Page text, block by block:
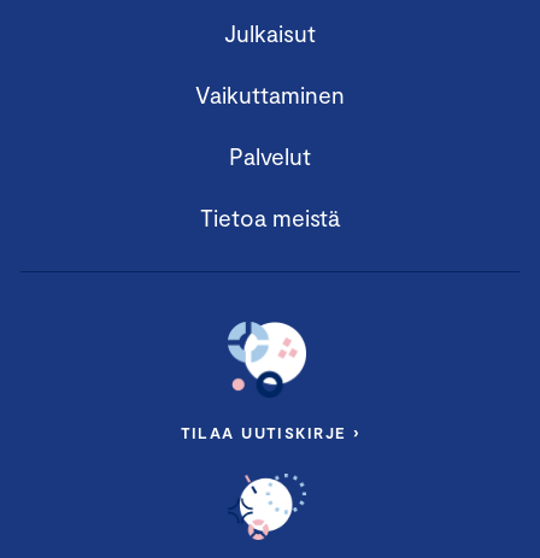
Julkaisut
Vaikuttaminen
Palvelut
Tietoa meistä
TILAA UUTISKIRJE ›